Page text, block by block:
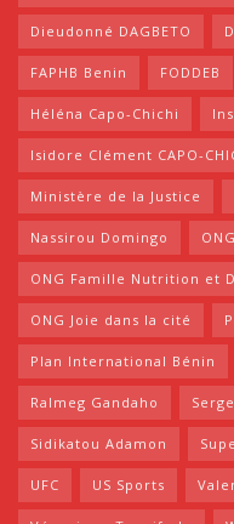
Dieudonné DAGBETO
FAPHB Benin FODDEB
Héléna Capo-Chichi
Isidore Clément CAPO-
Ministère de la Justice
Nassirou Domingo
ONG Famille Nutrition et
ONG Joie dans la cité
Plan International Bénin
Ralmeg Gandaho
Sidikatou Adamon
UFC US Sports